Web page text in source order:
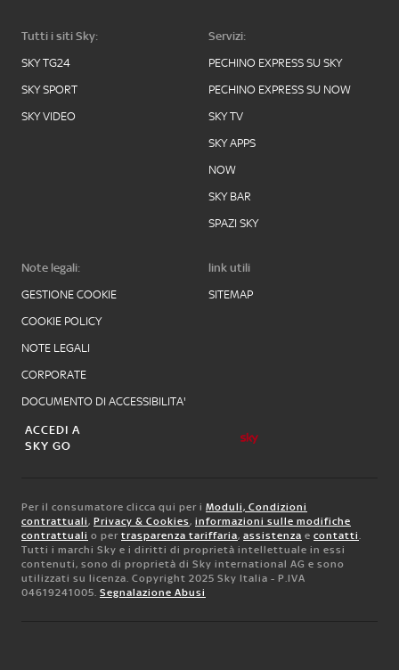
Tutti i siti Sky:
SKY TG24
SKY SPORT
SKY VIDEO
Servizi:
PECHINO EXPRESS SU SKY
PECHINO EXPRESS SU NOW
SKY TV
SKY APPS
NOW
SKY BAR
SPAZI SKY
Note legali:
GESTIONE COOKIE
COOKIE POLICY
NOTE LEGALI
CORPORATE
DOCUMENTO DI ACCESSIBILITA'
link utili
SITEMAP
ACCEDI A
SKY GO
Per il consumatore clicca qui per i Moduli, Condizioni
contrattuali, Privacy & Cookies, informazioni sulle modifiche
contrattuali o per trasparenza tariffaria, assistenza e contatti.
Tutti i marchi Sky e i diritti di proprietà intellettuale in essi
contenuti, sono di proprietà di Sky international AG e sono
utilizzati su licenza. Copyright 2025 Sky Italia - P.IVA
04619241005. Segnalazione Abusi